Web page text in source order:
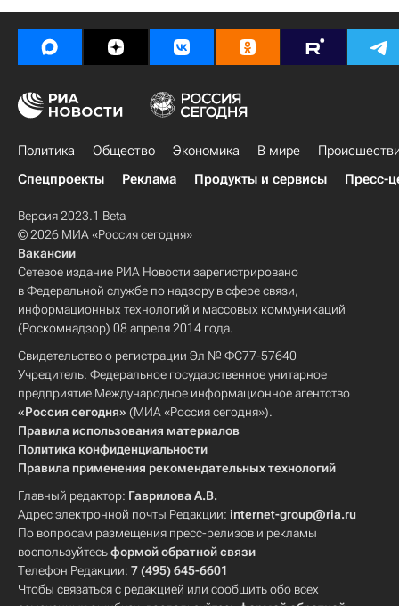
Политика Общество Экономика В мире
Спецпроекты
Реклама Продукты и сервисы Пресс-
Версия 2023.1 Beta
© 2026 МИА «Россия сегодня»
Вакансии
Сетевое издание РИА Новости зарегистрировано
в Федеральной службе по надзору в сфере связи,
информационных технологий и массовых коммуникаций
(Роскомнадзор) 08 апреля 2014 года.
Свидетельство о регистрации Эл № ФС77-57640
Учредитель: Федеральное государственное унитарное
предприятие Международное информационное агентство
«Россия сегодня» (МИА «Россия сегодня»).
Правила использования материалов
Политика конфиденциальности
Правила применения рекомендательных технологий
Главный редактор: Гаврилова А.В.
Адрес электронной почты Редакции: internet-group@ria.ru
По вопросам размещения пресс-релизов и рекламы
воспользуйтесьформой обратной связи
Телефон Редакции: 7 (495) 645-6601
Чтобы связаться с редакцией или сообщить обо всех